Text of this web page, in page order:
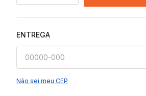
ENTREGA
Não sei meu CEP